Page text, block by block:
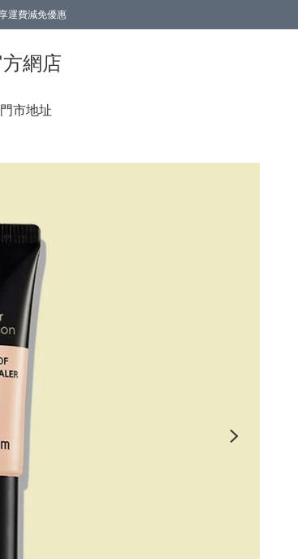
運費減免優惠
網店
門市地址